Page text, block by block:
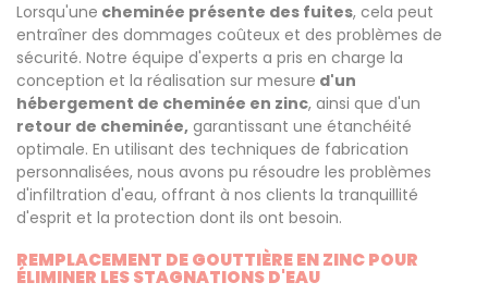
Lorsqu'une cheminée présente des fuites, cela peut
entraîner des dommages coûteux et des problèmes de
sécurité. Notre équipe d'experts a pris en charge la
conception et la réalisation sur mesure d'un
hébergement de cheminée en zinc, ainsi que d'un
retour de cheminée, garantissant une étanchéité
optimale. En utilisant des techniques de fabrication
personnalisées, nous avons pu résoudre les problèmes
d'infiltration d'eau, offrant à nos clients la tranquillité
d'esprit et la protection dont ils ont besoin.
REMPLACEMENT DE GOUTTIÈRE EN ZINC POUR
ÉLIMINER LES STAGNATIONS D'EAU